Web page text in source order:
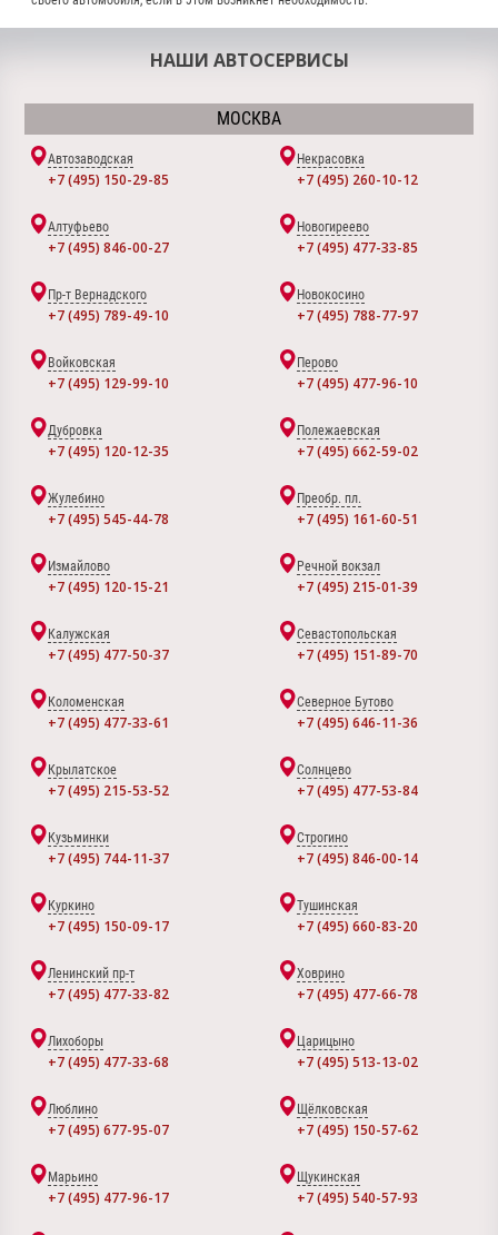
НАШИ АВТОСЕРВИСЫ
МОСКВА
Автозаводская
+7 (495) 150-29-85
Некрасовка
+7 (495) 260-10-12
Алтуфьево
+7 (495) 846-00-27
Новогиреево
+7 (495) 477-33-85
Пр-т Вернадского
+7 (495) 789-49-10
Новокосино
+7 (495) 788-77-97
Войковская
+7 (495) 129-99-10
Перово
+7 (495) 477-96-10
Дубровка
+7 (495) 120-12-35
Полежаевская
+7 (495) 662-59-02
Жулебино
+7 (495) 545-44-78
Преобр. пл.
+7 (495) 161-60-51
Измайлово
+7 (495) 120-15-21
Речной вокзал
+7 (495) 215-01-39
Калужская
+7 (495) 477-50-37
Севастопольская
+7 (495) 151-89-70
Коломенская
+7 (495) 477-33-61
Северное Бутово
+7 (495) 646-11-36
Крылатское
+7 (495) 215-53-52
Солнцево
+7 (495) 477-53-84
Кузьминки
+7 (495) 744-11-37
Строгино
+7 (495) 846-00-14
Куркино
+7 (495) 150-09-17
Тушинская
+7 (495) 660-83-20
Ленинский пр-т
+7 (495) 477-33-82
Ховрино
+7 (495) 477-66-78
Лихоборы
+7 (495) 477-33-68
Царицыно
+7 (495) 513-13-02
Люблино
+7 (495) 677-95-07
Щёлковская
+7 (495) 150-57-62
Марьино
+7 (495) 477-96-17
Щукинская
+7 (495) 540-57-93